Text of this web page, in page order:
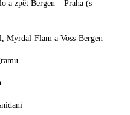
a zpět Bergen – Praha (s
Myrdal-Flam a Voss-Bergen